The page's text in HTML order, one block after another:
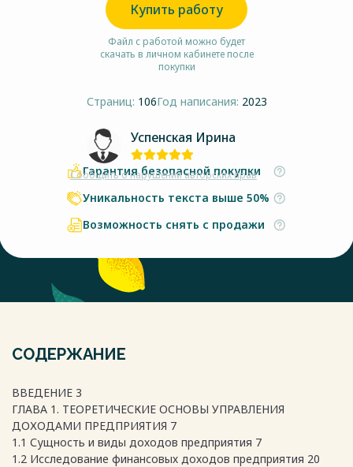
Купить работу
Файл с работой можно будет
скачать в личном кабинете после
покупки
Страниц: 106Год написания: 2023
Успенская Ирина
Сообщить о нарушении авторских прав
Гарантия безопасной покупки
Уникальность текста выше 50%
Возможность снять с продажи
СОДЕРЖАНИЕ
ВВЕДЕНИЕ 3
ГЛАВА 1. ТЕОРЕТИЧЕСКИЕ ОСНОВЫ УПРАВЛЕНИЯ
ДОХОДАМИ ПРЕДПРИЯТИЯ 7
1.1 Сущность и виды доходов предприятия 7
1.2 Исследование финансовых доходов предприятия 20